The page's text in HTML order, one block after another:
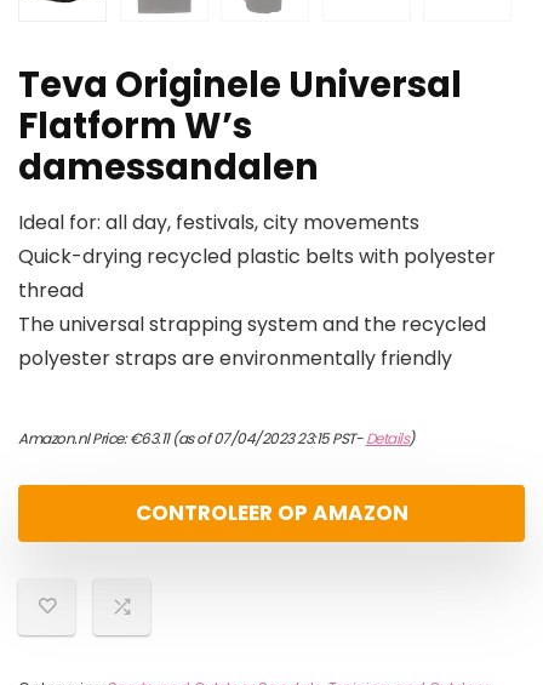
Teva Originele Universal
Flatform W’s
damessandalen
Ideal for: all day, festivals, city movements
Quick-drying recycled plastic belts with polyester
thread
The universal strapping system and the recycled
polyester straps are environmentally friendly
Amazon.nl Price:€63.11(as of 07/04/2023 23:15 PST-Details)
CONTROLEER OP AMAZON